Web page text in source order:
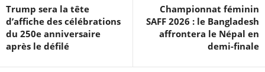
Trump sera la tête
d’affiche des célébrations
du 250e anniversaire
après le défilé
Championnat féminin
SAFF 2026 : le Bangladesh
affrontera le Népal en
demi-finale